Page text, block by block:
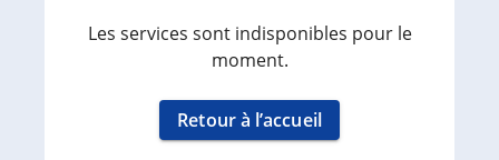
Les services sont indisponibles pour le
moment.
Retour à l’accueil